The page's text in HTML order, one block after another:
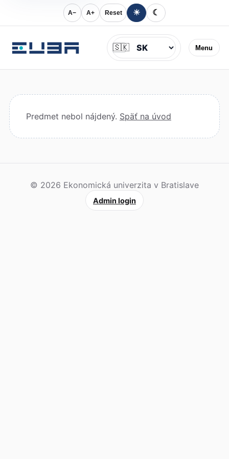
A− A+ Reset ☀ ☾
Menu
Jazyk
🇸🇰
Predmet nebol nájdený. Späť na úvod
© 2026 Ekonomická univerzita v Bratislave
Admin login